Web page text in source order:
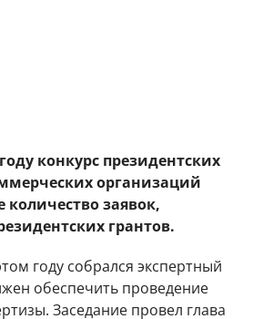
конкурс президентских
организаций
количество заявок,
грантов.
году собрался экспертный
обеспечить проведение
Заседание провел глава